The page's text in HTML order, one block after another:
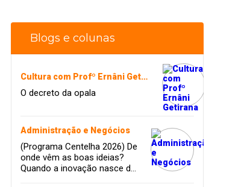
Blogs e colunas
Cultura com Profº Ernâni Getirana
O decreto da opala
Administração e Negócios
(Programa Centelha 2026) De
onde vêm as boas ideias?
Quando a inovação nasce da